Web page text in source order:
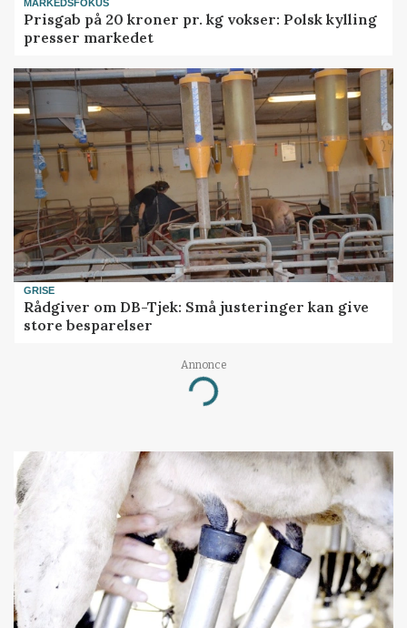
MARKEDSFOKUS
Prisgab på 20 kroner pr. kg vokser: Polsk kylling
presser markedet
GRISE
Rådgiver om DB-Tjek: Små justeringer kan give
store besparelser
Annonce
Loading...